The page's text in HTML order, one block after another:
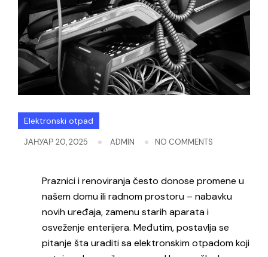
Elektronski otpad
ЈАНУАР 20, 2025 ADMIN NO COMMENTS
Praznici i renoviranja često donose promene u
našem domu ili radnom prostoru – nabavku
novih uređaja, zamenu starih aparata i
osveženje enterijera. Međutim, postavlja se
pitanje šta uraditi sa elektronskim otpadom koji